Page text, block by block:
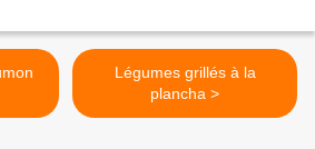
Légumes grillés à la
plancha >